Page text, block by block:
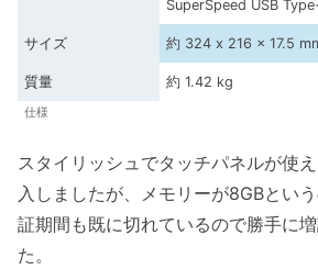
SuperSpeed USB
サイズ 約 324 x 216 x 17.5
質量 約 1.42 kg
仕様
スタイリッシュでタッチパネルが使
入しましたが、メモリーが8GBとい
証期間も既に切れているので勝手に
た。